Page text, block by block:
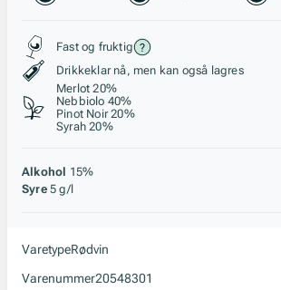
Stil, lagring og råstoff
Fast og fruktig
Drikkeklar nå, men kan også lagres
Merlot 20%
Nebbiolo 40%
Pinot Noir 20%
Syrah 20%
Alkohol 15%
Syre 5 g/l
VaretypeRødvin
Varenummer20548301